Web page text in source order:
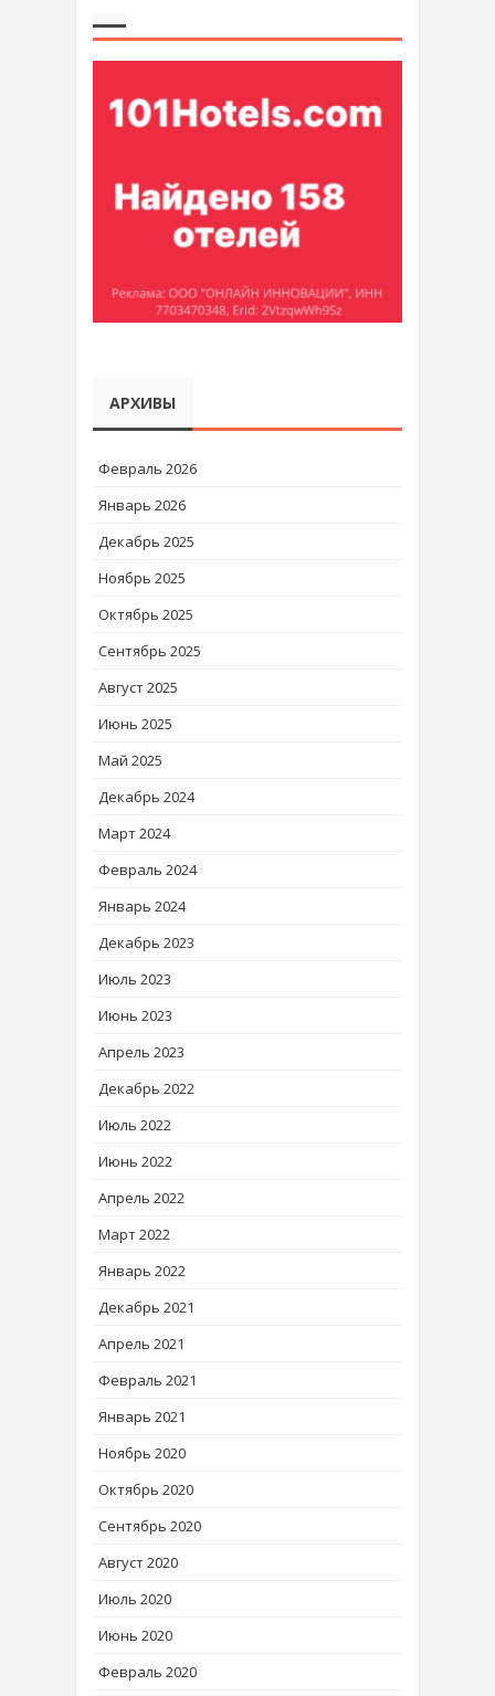
АРХИВЫ
Февраль 2026
Январь 2026
Декабрь 2025
Ноябрь 2025
Октябрь 2025
Сентябрь 2025
Август 2025
Июнь 2025
Май 2025
Декабрь 2024
Март 2024
Февраль 2024
Январь 2024
Декабрь 2023
Июль 2023
Июнь 2023
Апрель 2023
Декабрь 2022
Июль 2022
Июнь 2022
Апрель 2022
Март 2022
Январь 2022
Декабрь 2021
Апрель 2021
Февраль 2021
Январь 2021
Ноябрь 2020
Октябрь 2020
Сентябрь 2020
Август 2020
Июль 2020
Июнь 2020
Февраль 2020